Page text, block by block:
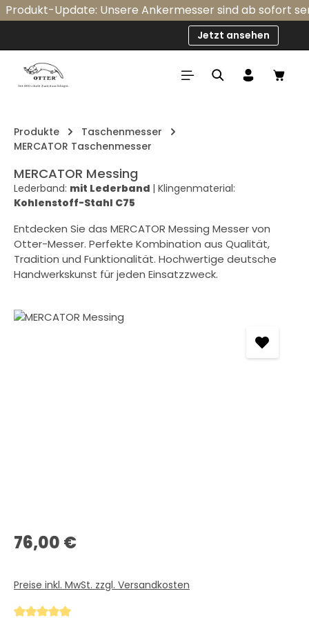
Zum Hauptinhalt springen
Update: Unsere Ankermesser sind ab sofort
Jetzt ansehen
Produkte
Taschenmesser
MERCATOR Taschenmesser
MERCATOR Messing
Lederband: mit Lederband | Klingenmaterial:
Kohlenstoff-Stahl C75
Entdecken Sie das MERCATOR Messing Messer von
Otter-Messer. Perfekte Kombination aus Qualität,
Tradition und Funktionalität. Hochwertige deutsche
Handwerkskunst für jeden Einsatzzweck.
Bildergalerie überspringen
Regulärer Preis:
76,00 €
Preise inkl. MwSt. zzgl. Versandkosten